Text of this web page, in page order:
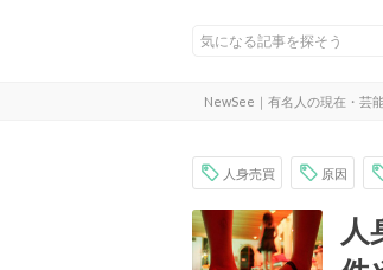
NewSee｜有名人の現在・芸
人身売買 原因
人